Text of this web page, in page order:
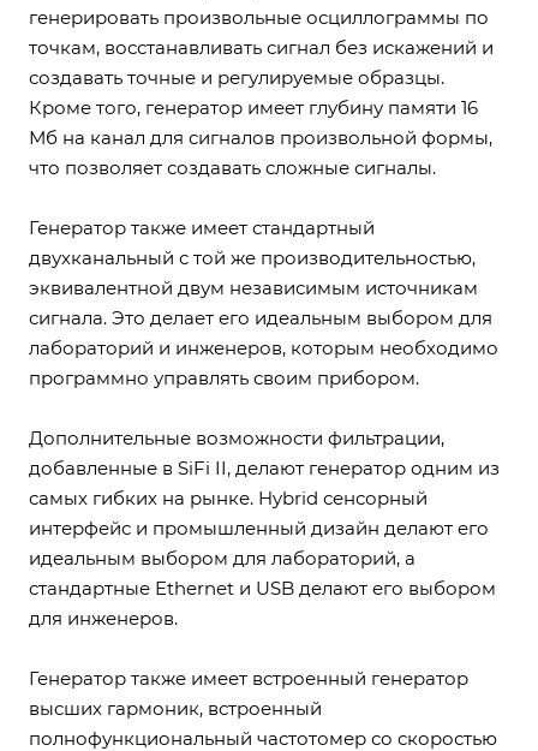
генерировать произвольные осциллограммы по
точкам, восстанавливать сигнал без искажений и
создавать точные и регулируемые образцы.
Кроме того, генератор имеет глубину памяти 16
Мб на канал для сигналов произвольной формы,
что позволяет создавать сложные сигналы.
Генератор также имеет стандартный
двухканальный с той же производительностью,
эквивалентной двум независимым источникам
сигнала. Это делает его идеальным выбором для
лабораторий и инженеров, которым необходимо
программно управлять своим прибором.
Дополнительные возможности фильтрации,
добавленные в SiFi II, делают генератор одним из
самых гибких на рынке. Hybrid сенсорный
интерфейс и промышленный дизайн делают его
идеальным выбором для лабораторий, а
стандартные Ethernet и USB делают его выбором
для инженеров.
Генератор также имеет встроенный генератор
высших гармоник, встроенный
полнофункциональный частотомер со скоростью